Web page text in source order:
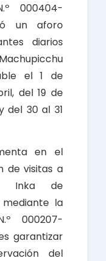
000404-
un aforo
diarios
el 1 de
del 19 de
del 30 al 31
en el
de visitas a
Inka de
mediante la
000207-
garantizar
del